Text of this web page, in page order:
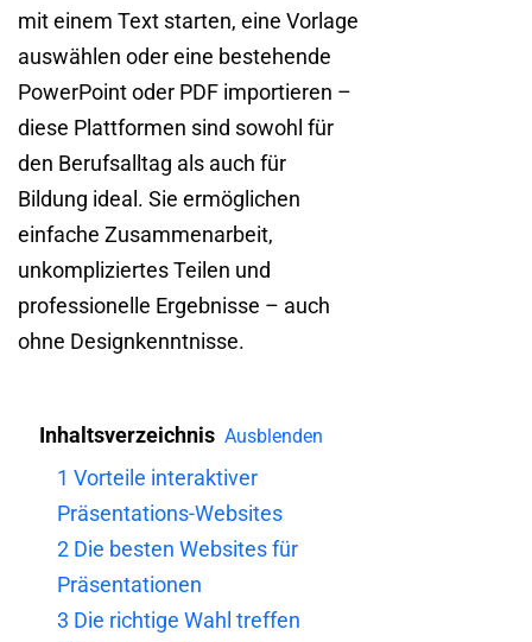
mit einem Text starten, eine Vorlage
auswählen oder eine bestehende
PowerPoint oder PDF importieren –
diese Plattformen sind sowohl für
den Berufsalltag als auch für
Bildung ideal. Sie ermöglichen
einfache Zusammenarbeit,
unkompliziertes Teilen und
professionelle Ergebnisse – auch
ohne Designkenntnisse.
Inhaltsverzeichnis Ausblenden
1 Vorteile interaktiver
Präsentations-Websites
2 Die besten Websites für
Präsentationen
3 Die richtige Wahl treffen